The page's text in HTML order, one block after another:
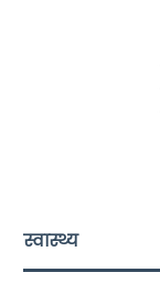
स्वास्थ्य